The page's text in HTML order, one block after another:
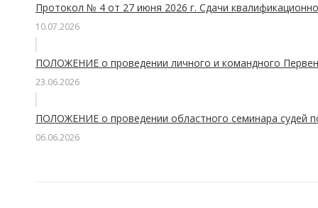
Протокол № 4 от 27 июня 2026 г. Сдачи
10.07.2026
ПОЛОЖЕНИЕ о проведении личного и командного
23.06.2026
ПОЛОЖЕНИЕ о проведении областного семинара судей
06.06.2026